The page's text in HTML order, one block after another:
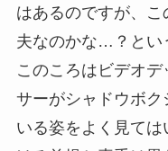
はあるのですが、
夫なのかな…？とい
このころはビデオ
サーがシャドウボ
いる姿をよく見て